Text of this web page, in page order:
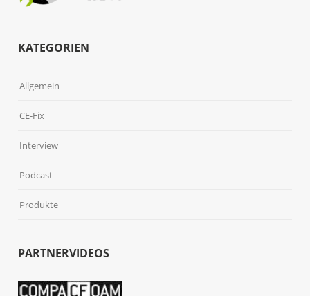
KATEGORIEN
Allgemein
CE-Fix
Interview
Podcast
Produkte
PARTNERVIDEOS